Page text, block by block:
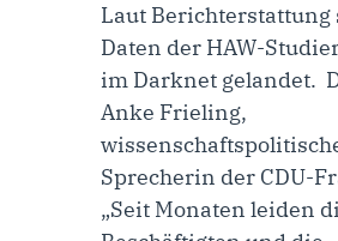
Laut Berichterstattung
Daten der HAW-
im Darknet gelandet.
Anke Frieling,
Sprecherin der CDU-
„Seit Monaten leiden